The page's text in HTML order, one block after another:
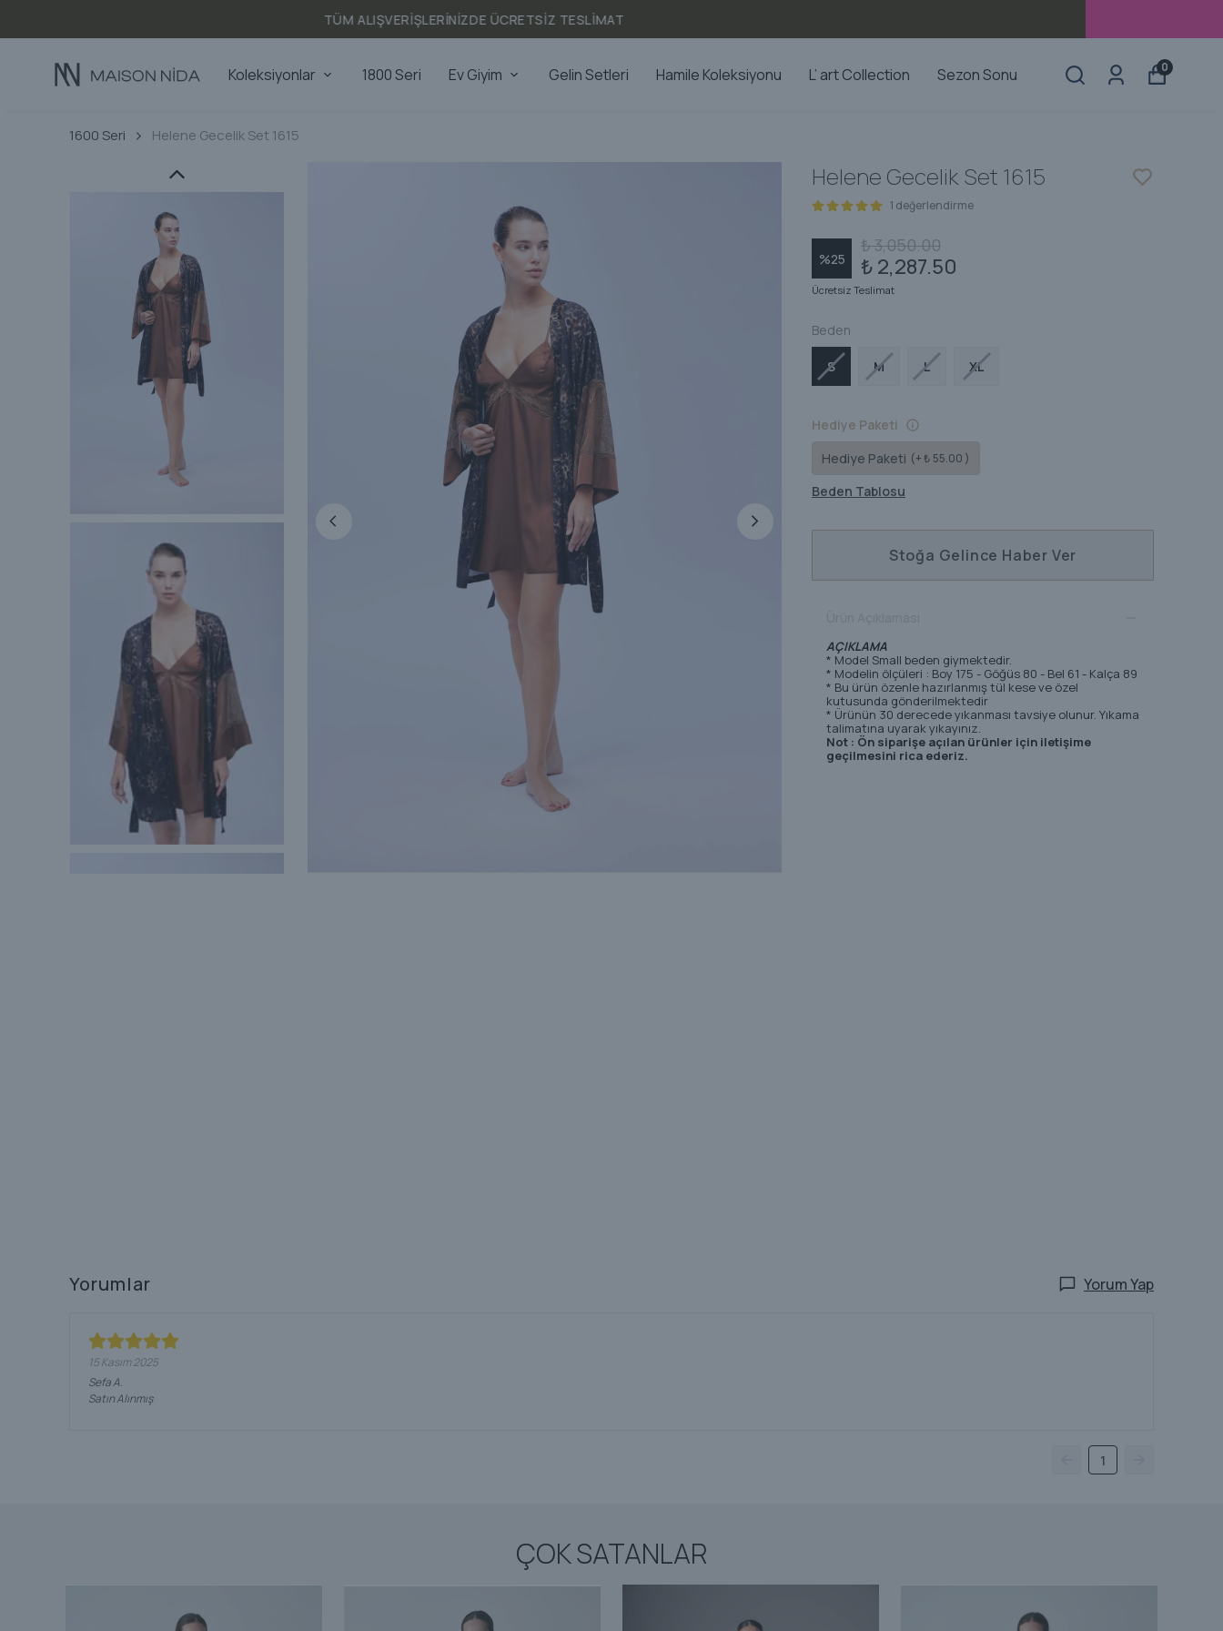
FINAL SALE | SEZON SONU ÜRÜNLERDE NET %25 İNDİRİM
Koleksiyonlar 1800 Seri Ev Giyim Gelin Setleri Hamile Koleksiyonu L’ art Collection Sezon Sonu 0
1600 Seri Helene Gecelik Set 1615
Helene Gecelik Set 1615
1 değerlendirme
%25
₺ 3,050.00
₺ 2,287.50
Ücretsiz Teslimat
Beden
S M L XL
Hediye Paketi
Hediye Paketi (+ ₺ 55.00 )
Beden Tablosu
Stoğa Gelince Haber Ver
AÇIKLAMA
* Model Small beden giymektedir.
* Modelin ölçüleri : Boy 175 - Göğüs 80 - Bel 61 - Kalça 89
* Bu ürün özenle hazırlanmış tül kese ve özel
kutusunda gönderilmektedir
* Ürünün 30 derecede yıkanması tavsiye olunur. Yıkama
talimatına uyarak yıkayınız.
Not : Ön siparişe açılan ürünler için iletişime
geçilmesini rica ederiz.
Yorumlar Yorum Yap
15 Kasım 2025
SefaA.
Satın Alınmış
1
ÇOK SATANLAR